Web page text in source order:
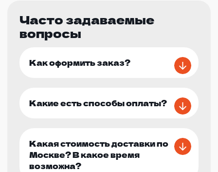
Часто задаваемые
вопросы
Как оформить заказ?
Какие есть способы оплаты?
Какая стоимость доставки по
Москве? В какое время
возможна?